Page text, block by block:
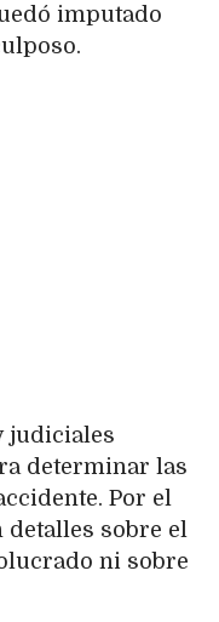
imputado
judiciales
determinar las
Por el
sobre el
ni sobre